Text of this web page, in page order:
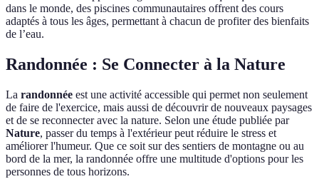
dans le monde, des piscines communautaires offrent des cours
adaptés à tous les âges, permettant à chacun de profiter des bienfaits
de l’eau.
Randonnée : Se Connecter à la Nature
La randonnée est une activité accessible qui permet non seulement
de faire de l'exercice, mais aussi de découvrir de nouveaux paysages
et de se reconnecter avec la nature. Selon une étude publiée par
Nature, passer du temps à l'extérieur peut réduire le stress et
améliorer l'humeur. Que ce soit sur des sentiers de montagne ou au
bord de la mer, la randonnée offre une multitude d'options pour les
personnes de tous horizons.